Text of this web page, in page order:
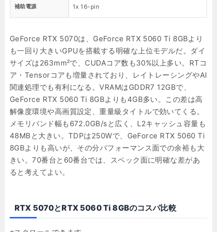
補助電源 1x 16-pin
GeForce RTX 5070は、GeForce RTX 5060 Ti 8GBより
も一回り大きいGPUを搭載する明確な上位モデルだ。ダイ
サイズは263mm²で、CUDAコア数も30%以上多い。RTコ
ア・Tensorコアも増量されており、レイトレーシングやAI
関連処理でも有利になる。VRAMはGDDR7 12GBで、
GeForce RTX 5060 Ti 8GBよりも4GB多い。この差は高
解像度環境や高画質設定、重量級タイトルで効いてくる。
メモリバンド幅も672.0GB/sと広く、L2キャッシュ容量も
48MBと大きい。TDPは250Wで、GeForce RTX 5060 Ti
8GBよりも高いが、その分パフォーマンス面での余裕も大
きい。70番台と60番台では、スペック面に明確な差があ
ると考えてよい。
RTX 5070とRTX 5060 Ti 8GBのコスパ比較